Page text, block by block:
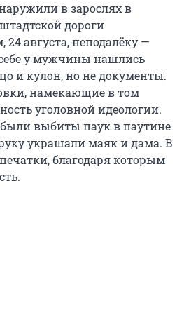
в зарослях в
дороги
августа, неподалёку —
у мужчины нашлись
и кулон, но не документы.
намекающие в том
уголовной идеологии.
выбиты паук в паутине
украшали маяк и дама. В
благодаря которым